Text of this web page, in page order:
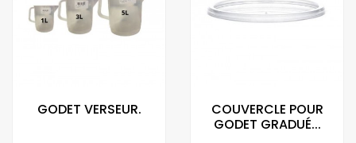
GODET VERSEUR.
COUVERCLE POUR
GODET GRADUÉ...